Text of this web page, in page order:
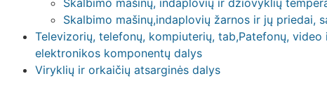
Skalbimo mašinų, indaplovių ir džiovyklių
Skalbimo mašinų,indaplovių žarnos ir jų priedai,
Televizorių, telefonų, kompiuterių, tab,Patefonų,
elektronikos komponentų dalys
Viryklių ir orkaičių atsarginės dalys